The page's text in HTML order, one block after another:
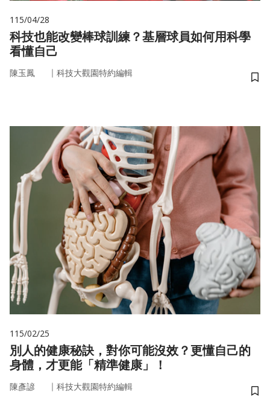
115/04/28
科技也能改變棒球訓練？基層球員如何用科學
看懂自己
陳玉鳳 ｜ 科技大觀園特約編輯
儲
115/02/25
別人的健康秘訣，對你可能沒效？更懂自己的
身體，才更能「精準健康」！
陳彥諺 ｜ 科技大觀園特約編輯
儲